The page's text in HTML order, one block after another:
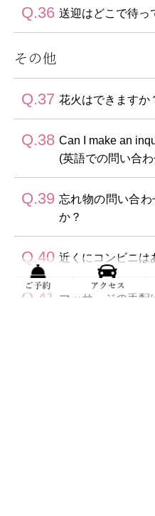
前日までにご予約が必要
前日までにご予約が必要
Q.36 送迎はどこで待っ
JR内房線 館山駅西口へお
※館山駅までの高速バス
で、降車後西口までご移
その他
Q.37 花火はできますか
正面玄関前ロータリーの
フロントにて貸出用のバ
しております。
花火はご持参ください。
※打ち上げ式のものや大
Q.38 Can I make an
(英語での問い合
Please send us an
button at the bottom of
We will translate it
ページ下部の" ✉お問い合わ
送りください。
Q.39 忘れ物の問い合
か？
宅配便(着払い)でお送りさ
お電話またはメールにて
Q.40 近くにコンビニは
車で約10分(4.2km)のと
Q.41 マッサージの手配